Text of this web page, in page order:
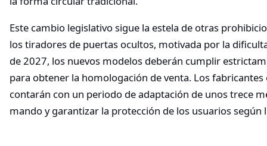
Este cambio legislativo sigue la estela de otras
los tiradores de puertas ocultos, motivada por la
de 2027, los nuevos modelos deberán cumplir
para obtener la homologación de venta. Los
contarán con un periodo de adaptación de unos trece
mando y garantizar la protección de los usuarios según